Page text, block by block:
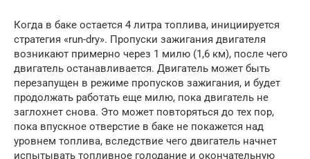
Когда в баке остается 4 литра топлива, инициируется
стратегия «run-dry». Пропуски зажигания двигателя
возникают примерно через 1 милю (1,6 км), после чего
двигатель останавливается. Двигатель может быть
перезапущен в режиме пропусков зажигания, и будет
продолжать работать еще милю, пока двигатель не
заглохнет снова. Это может повторяться до тех пор,
пока впускное отверстие в баке не покажется над
уровнем топлива, вследствие чего двигатель начнет
испытывать топливное голодание и окончательную